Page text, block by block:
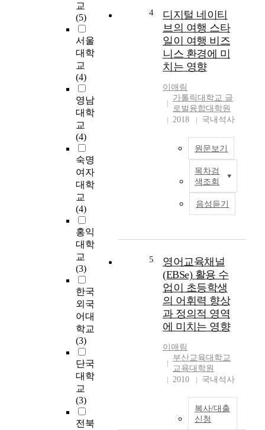
교
(5)
서울
대학
교
(4)
영남
대학
교
(4)
숙명
여자
대학
교
(4)
홍익
대학
교
(3)
한국
외국
어대
학교
(3)
단국
대학
교
(3)
전북
공와우 착용 시기, 교
육기간과 인공와우 착
용 후의 만족도를 조사
하였다. 그리고 언어
향상 정도를 알아보기
위해 대상 학생의 부모
와 담임교사에게 설문
조사를 하였고, 언어
이해 및 언어 표현이
어떻게 나타나는지 알
하는 기능적 언어 행동
어휘를 평가하는 초기
언어 발달 검사(TOLD-
P), 일상생활에서의 사
실시하였고, 사전-사
후 차이 검증을 위해
대응 표본 t 검정을 하
였으며, 바람직한 자극
제시에 따른 채널 집단
과 원인 집단별의 차이
를 알아보기 위해 일원
분산 분석(ANOVA)을
시각 자극, 청각 자극,
시청각 자극에 따라 실
시하였다. 본 연구에서
용 채널의 수가 많을수
록 언어 이해 및 언어
하
4
디지털 네이티
브의 여행 스타
일이 여행 비즈
니스 환경에 미
치는 영향
이애림
가톨릭대학교 글
로벌융합대학원
2018
국내석사
원문보기
목차검
색조회
음성듣기
5
영어교육채널
(EBSe) 활용 수
업이 초등학생
의 어휘력 향상
과 정의적 영역
에 미치는 영향
이애림
부산교육대학교
교육대학원
2010
국내석사
복사/대출
신청